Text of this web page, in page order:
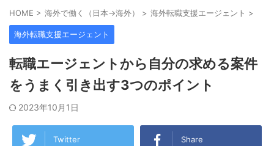
HOME > 海外で働く（日本→海外） > 海外転職支援エージェント >
海外転職支援エージェント
転職エージェントから自分の求める案件
をうまく引き出す3つのポイント
2023年10月1日
Twitter Share